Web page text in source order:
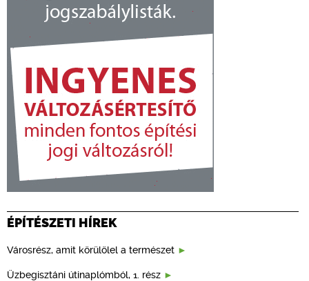
ÉPÍTÉSZETI HÍREK
Városrész, amit körülölel a természet
Üzbegisztáni útinaplómból, 1. rész